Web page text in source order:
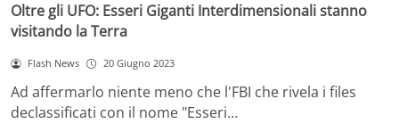
Oltre gli UFO: Esseri Giganti Interdimensionali stanno
visitando la Terra
Flash News 20 Giugno 2023
Ad affermarlo niente meno che l'FBI che rivela i files
declassificati con il nome "Esseri…